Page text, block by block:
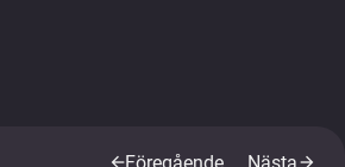
arrow_backFöregående Nästaarrow_forward